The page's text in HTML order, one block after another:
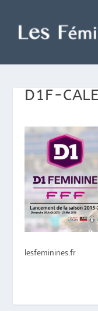
D1F-
lesfeminines.fr